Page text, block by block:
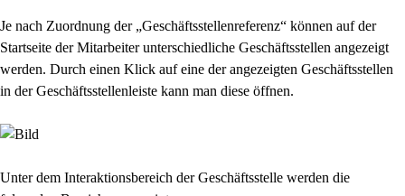
Je nach Zuordnung der „Geschäftsstellenreferenz“ können auf der
Startseite der Mitarbeiterunterschiedliche Geschäftsstellen angezeigt
werden. Durch einen Klick auf eine der angezeigten Geschäftsstellen
in der Geschäftsstellenleiste kann man diese öffnen.
Unter dem Interaktionsbereich der Geschäftsstelle werden die